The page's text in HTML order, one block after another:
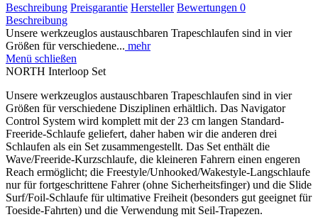
Beschreibung Preisgarantie Hersteller Bewertungen 0
Beschreibung
Unsere werkzeuglos austauschbaren Trapeschlaufen sind in vier
Größen für verschiedene... mehr
Menü schließen
NORTH Interloop Set
Unsere werkzeuglos austauschbaren Trapeschlaufen sind in vier
Größen für verschiedene Disziplinen erhältlich. Das Navigator
Control System wird komplett mit der 23 cm langen Standard-
Freeride-Schlaufe geliefert, daher haben wir die anderen drei
Schlaufen als ein Set zusammengestellt. Das Set enthält die
Wave/Freeride-Kurzschlaufe, die kleineren Fahrern einen engeren
Reach ermöglicht; die Freestyle/Unhooked/Wakestyle-Langschlaufe
nur für fortgeschrittene Fahrer (ohne Sicherheitsfinger) und die Slide
Surf/Foil-Schlaufe für ultimative Freiheit (besonders gut geeignet für
Toeside-Fahrten) und die Verwendung mit Seil-Trapezen.